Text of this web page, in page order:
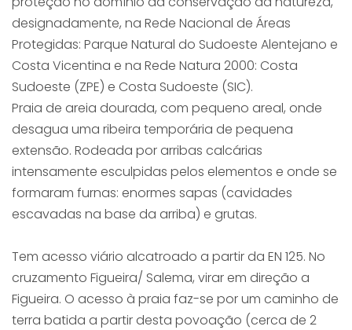
designadamente, na Rede Nacional de Áreas
Protegidas: Parque Natural do Sudoeste Alentejano e
Costa Vicentina e na Rede Natura 2000: Costa
Sudoeste (ZPE) e Costa Sudoeste (SIC).
Praia de areia dourada, com pequeno areal, onde
desagua uma ribeira temporária de pequena
extensão. Rodeada por arribas calcárias
intensamente esculpidas pelos elementos e onde se
formaram furnas: enormes sapas (cavidades
escavadas na base da arriba) e grutas.
Tem acesso viário alcatroado a partir da EN 125. No
cruzamento Figueira/ Salema, virar em direção a
Figueira. O acesso à praia faz-se por um caminho de
terra batida a partir desta povoação (cerca de 2